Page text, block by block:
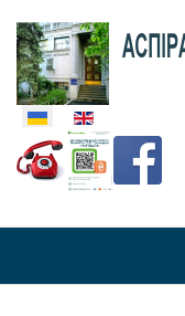
Оберіть свою мову